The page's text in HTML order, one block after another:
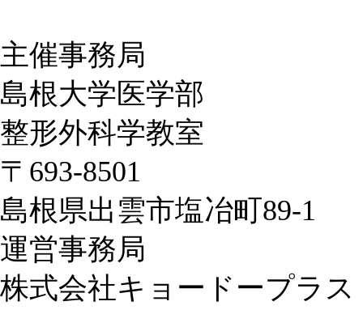
主催事務局
島根大学医学部
整形外科学教室
〒693-8501
島根県出雲市塩冶町89-1
運営事務局
株式会社キョードープラス